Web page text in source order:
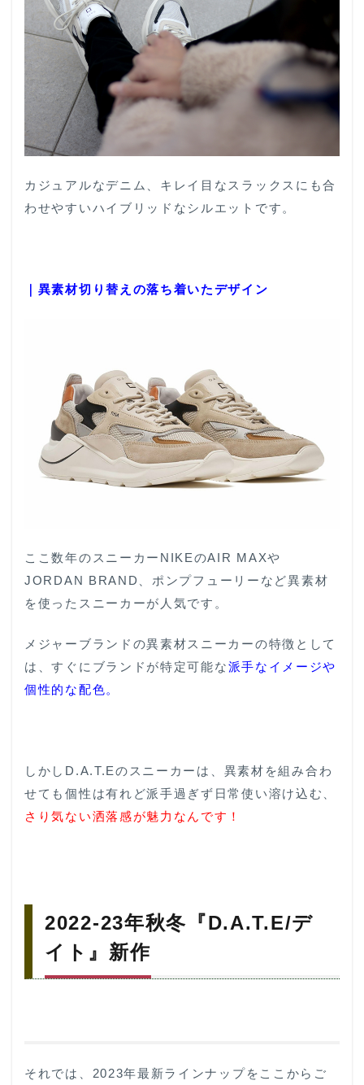
カジュアルなデニム、キレイ目なスラックスにも合
わせやすいハイブリッドなシルエットです。
｜異素材切り替えの落ち着いたデザイン
ここ数年のスニーカーNIKEのAIR MAXや
JORDAN BRAND、ポンプフューリーなど異素材
を使ったスニーカーが人気です。
メジャーブランドの異素材スニーカーの特徴として
は、すぐにブランドが特定可能な派手なイメージや
個性的な配色。
しかしD.A.T.Eのスニーカーは、異素材を組み合わ
せても個性は有れど派手過ぎず日常使い溶け込む、
さり気ない洒落感が魅力なんです！
2022-23年秋冬『D.A.T.E/デ
イト』新作
それでは、2023年最新ラインナップをここからご